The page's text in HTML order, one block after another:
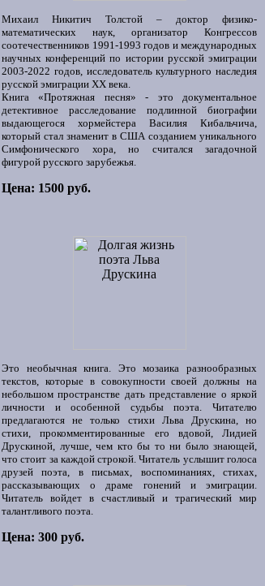
Михаил Никитич Толстой – доктор физико-
математических наук, организатор Конгрессов
соотечественников 1991-1993 годов и международных
научных конференций по истории русской эмиграции
2003-2022 годов, исследователь культурного наследия
русской эмиграции ХХ века.
Книга «Протяжная песня» - это документальное
детективное расследование подлинной биографии
выдающегося хормейстера Василия Кибальчича,
который стал знаменит в США созданием уникального
Симфонического хора, но считался загадочной
фигурой русского зарубежья.
Цена: 1500 руб.
Это необычная книга. Это мозаика разнообразных
текстов, которые в совокупности своей должны на
небольшом пространстве дать представление о яркой
личности и особенной судьбы поэта. Читателю
предлагаются не только стихи Льва Друскина, но
стихи, прокомментированные его вдовой, Лидией
Друскиной, лучше, чем кто бы то ни было знающей,
что стоит за каждой строкой. Читатель услышит голоса
друзей поэта, в письмах, воспоминаниях, стихах,
рассказывающих о драме гонений и эмиграции.
Читатель войдет в счастливый и трагический мир
талантливого поэта.
Цена: 300 руб.